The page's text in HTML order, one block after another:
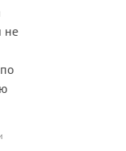
не